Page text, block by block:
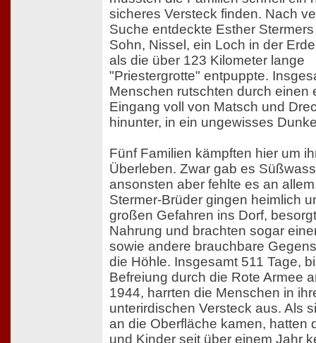
sicheres Versteck finden. Nach
Suche entdeckte Esther
Sohn, Nissel, ein Loch in der
als die über 123 Kilometer lange
"Priestergrotte" entpuppte.
Menschen rutschten durch einen
Eingang voll von Matsch und
hinunter, in ein ungewisses
Fünf Familien kämpften hier um
Überleben. Zwar gab es
ansonsten aber fehlte es an
Stermer-Brüder gingen heimlich
großen Gefahren ins Dorf,
Nahrung und brachten sogar
sowie andere brauchbare
die Höhle. Insgesamt 511 Tage,
Befreiung durch die Rote Armee
1944, harrten die Menschen in
unterirdischen Versteck aus. Als
an die Oberfläche kamen, hatten
und Kinder seit über einem Jahr